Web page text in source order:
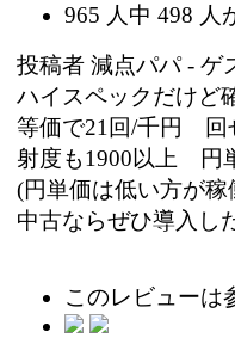
965 人中 498 人
投稿者 減点パパ- ゲ
ハイスペックだけど
等価で21回/千円 回
射度も1900以上 円
(円単価は低い方が稼
中古ならぜひ導入し
このレビューは